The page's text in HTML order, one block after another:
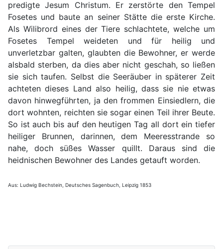
predigte Jesum Christum. Er zerstörte den Tempel
Fosetes und baute an seiner Stätte die erste Kirche.
Als Wilibrord eines der Tiere schlachtete, welche um
Fosetes Tempel weideten und für heilig und
unverletzbar galten, glaubten die Bewohner, er werde
alsbald sterben, da dies aber nicht geschah, so ließen
sie sich taufen. Selbst die Seeräuber in späterer Zeit
achteten dieses Land also heilig, dass sie nie etwas
davon hinwegführten, ja den frommen Einsiedlern, die
dort wohnten, reichten sie sogar einen Teil ihrer Beute.
So ist auch bis auf den heutigen Tag all dort ein tiefer
heiliger Brunnen, darinnen, dem Meeresstrande so
nahe, doch süßes Wasser quillt. Daraus sind die
heidnischen Bewohner des Landes getauft worden.
Aus: Ludwig Bechstein, Deutsches Sagenbuch, Leipzig 1853